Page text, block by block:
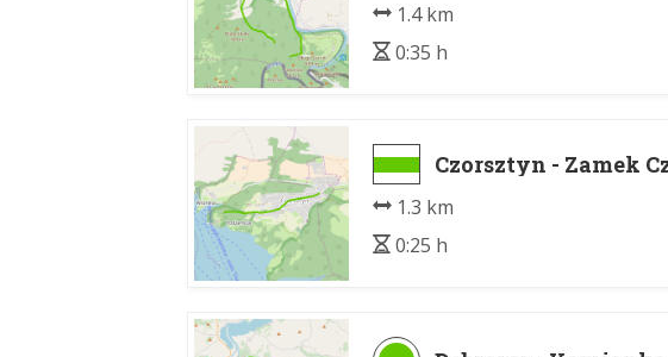
1.4 km
0:35 h
Czorsztyn - Zamek
1.3 km
0:25 h